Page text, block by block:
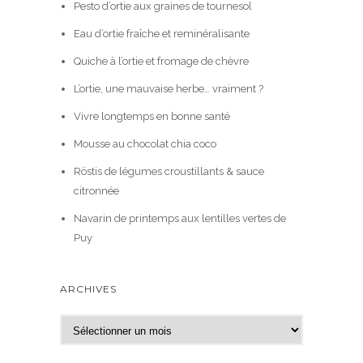
Pesto d’ortie aux graines de tournesol
Eau d’ortie fraîche et reminéralisante
Quiche à l’ortie et fromage de chèvre
L’ortie, une mauvaise herbe… vraiment ?
Vivre longtemps en bonne santé
Mousse au chocolat chia coco
Röstis de légumes croustillants & sauce
citronnée
Navarin de printemps aux lentilles vertes de
Puy
ARCHIVES
r